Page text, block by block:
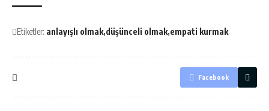
Etiketler: anlayışlı olmak düşünceli olmak empati kurmak
Facebook